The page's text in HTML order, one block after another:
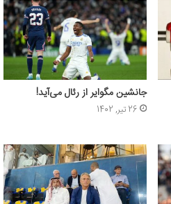
جانشین مگوایر از رئال می‌آید!
26 تیر, 1402